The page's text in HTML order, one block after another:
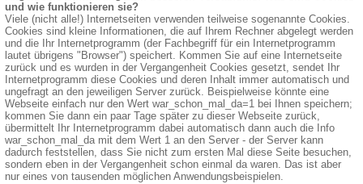
und wie funktionieren sie?
Viele (nicht alle!) Internetseiten verwenden teilweise sogenannte Cookies.
Cookies sind kleine Informationen, die auf Ihrem Rechner abgelegt werden
und die Ihr Internetprogramm (der Fachbegriff für ein Internetprogramm
lautet übrigens "Browser") speichert. Kommen Sie auf eine Internetseite
zurück und es wurden in der Vergangenheit Cookies gesetzt, sendet Ihr
Internetprogramm diese Cookies und deren Inhalt immer automatisch und
ungefragt an den jeweiligen Server zurück. Beispielweise könnte eine
Webseite einfach nur den Wert war_schon_mal_da=1 bei Ihnen speichern;
kommen Sie dann ein paar Tage später zu dieser Webseite zurück,
übermittelt Ihr Internetprogramm dabei automatisch dann auch die Info
war_schon_mal_da mit dem Wert 1 an den Server - der Server kann
dadurch feststellen, dass Sie nicht zum ersten Mal diese Seite besuchen,
sondern eben in der Vergangenheit schon einmal da waren. Das ist aber
nur eines von tausenden möglichen Anwendungsbeispielen.